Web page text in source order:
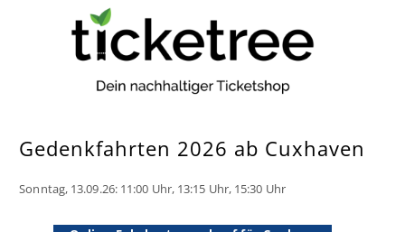
Gedenkfahrten 2026 ab Cuxhaven
Sonntag, 13.09.26: 11:00 Uhr, 13:15 Uhr, 15:30 Uhr